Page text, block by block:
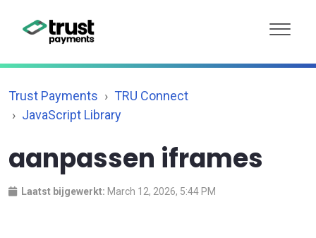
Trust Payments
TRU Connect
JavaScript Library
aanpassen iframes
Laatst bijgewerkt: March 12, 2026, 5:44 PM